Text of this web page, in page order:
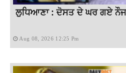
ਲੁਧਿਆਣਾ : ਦੋਸਤ ਦੇ ਘਰ ਗਏ
Aug 08, 2026 12:25 Pm